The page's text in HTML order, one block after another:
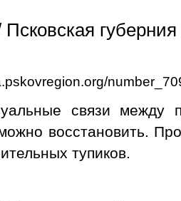
связи между
восстановить.
тупиков.